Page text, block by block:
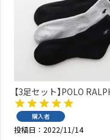
【3足セット】POLO
購入者
投稿日 2022/11/14